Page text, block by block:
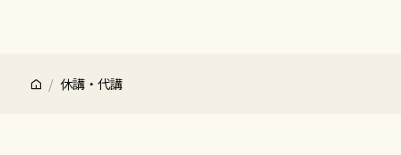
休講・代講